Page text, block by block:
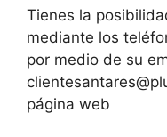
Tienes la
mediante los
por medio de su
página web